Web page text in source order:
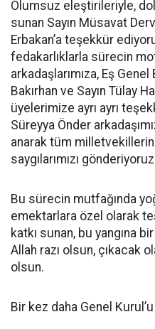
Olumsuz eleştirileriyle,
sunan Sayın Müsavat
Erbakan’a teşekkür
fedakarlıklarla sürecin
arkadaşlarımıza, Eş Genel
Bakırhan ve Sayın Tülay
üyelerimize ayrı ayrı
Süreyya Önder
anarak tüm
saygılarımızı
Bu sürecin mutfağında
emektarlara özel olarak
katkı sunan, bu yangına
Allah razı olsun, çıkacak
olsun.
Bir kez daha Genel